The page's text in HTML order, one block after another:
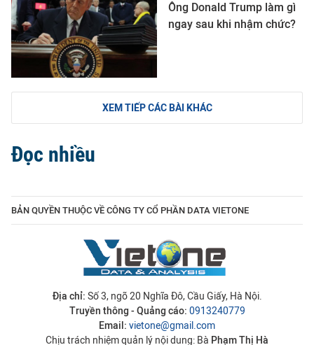
Ông Donald Trump làm gì
ngay sau khi nhậm chức?
XEM TIẾP CÁC BÀI KHÁC
Đọc nhiều
BẢN QUYỀN THUỘC VỀ CÔNG TY CỔ PHẦN DATA VIETONE
Địa chỉ: Số 3, ngõ 20 Nghĩa Đô, Cầu Giấy, Hà Nội.
Truyền thông - Quảng cáo: 0913240779
Email: vietone@gmail.com
Chịu trách nhiệm quản lý nội dung: Bà Phạm Thị Hà